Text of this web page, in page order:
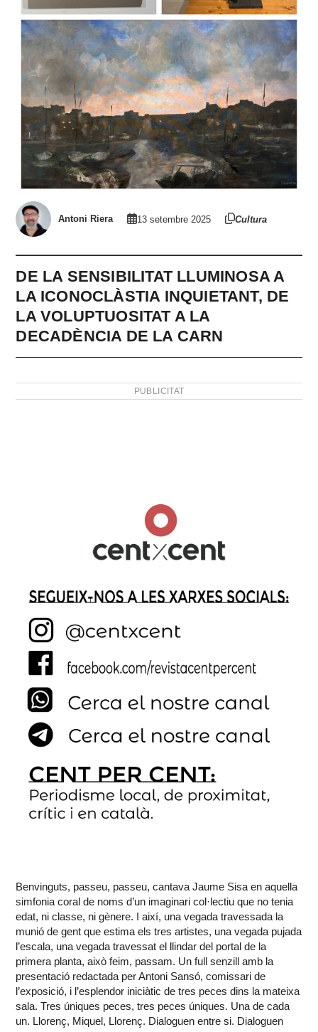
Antoni Riera 13 setembre 2025 Cultura
DE LA SENSIBILITAT LLUMINOSA A
LA ICONOCLÀSTIA INQUIETANT, DE
LA VOLUPTUOSITAT A LA
DECADÈNCIA DE LA CARN
PUBLICITAT
Benvinguts, passeu, passeu, cantava Jaume Sisa en aquella
simfonia coral de noms d’un imaginari col·lectiu que no tenia
edat, ni classe, ni gènere. I així, una vegada travessada la
munió de gent que estima els tres artistes, una vegada pujada
l’escala, una vegada travessat el llindar del portal de la
primera planta, això feim, passam. Un full senzill amb la
presentació redactada per Antoni Sansó, comissari de
l’exposició, i l’esplendor iniciàtic de tres peces dins la mateixa
sala. Tres úniques peces, tres peces úniques. Una de cada
un. Llorenç, Miquel, Llorenç. Dialoguen entre si. Dialoguen